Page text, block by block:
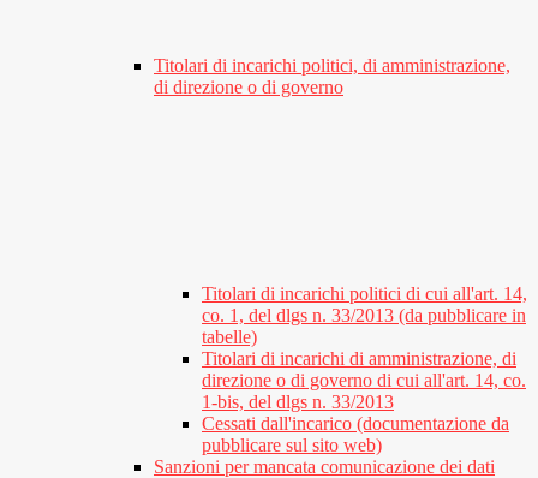
Titolari di incarichi politici, di amministrazione,
di direzione o di governo
Titolari di incarichi politici di cui all'art. 14,
co. 1, del dlgs n. 33/2013 (da pubblicare in
tabelle)
Titolari di incarichi di amministrazione, di
direzione o di governo di cui all'art. 14, co.
1-bis, del dlgs n. 33/2013
Cessati dall'incarico (documentazione da
pubblicare sul sito web)
Sanzioni per mancata comunicazione dei dati